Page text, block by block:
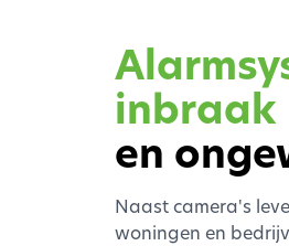
inbraak
en
Naast camera's
woningen en